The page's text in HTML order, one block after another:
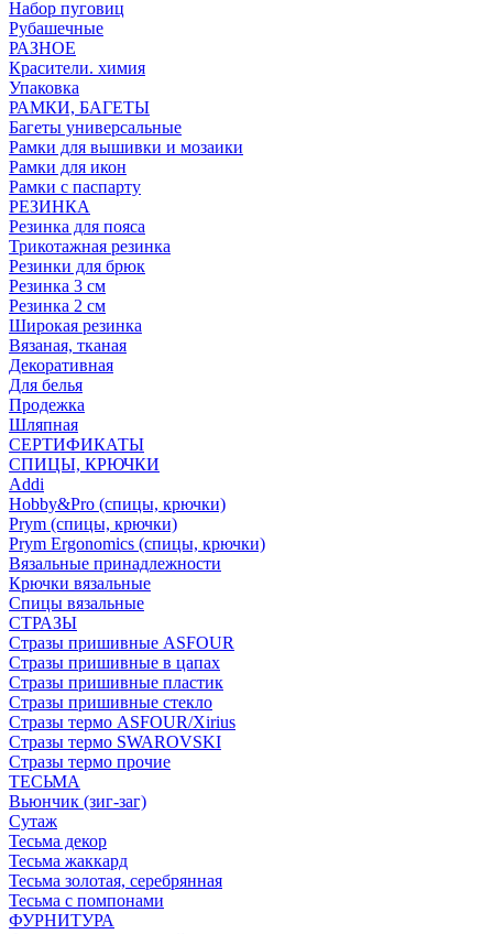
Набор пуговиц
Рубашечные
РАЗНОЕ
Красители. химия
Упаковка
РАМКИ, БАГЕТЫ
Багеты универсальные
Рамки для вышивки и мозаики
Рамки для икон
Рамки с паспарту
РЕЗИНКА
Резинка для пояса
Трикотажная резинка
Резинки для брюк
Резинка 3 см
Резинка 2 см
Широкая резинка
Вязаная, тканая
Декоративная
Для белья
Продежка
Шляпная
СЕРТИФИКАТЫ
СПИЦЫ, КРЮЧКИ
Addi
Hobby&Pro (спицы, крючки)
Prym (спицы, крючки)
Prym Ergonomics (спицы, крючки)
Вязальные принадлежности
Крючки вязальные
Спицы вязальные
СТРАЗЫ
Стразы пришивные ASFOUR
Стразы пришивные в цапах
Стразы пришивные пластик
Стразы пришивные стекло
Стразы термо ASFOUR/Xirius
Стразы термо SWAROVSKI
Стразы термо прочие
ТЕСЬМА
Вьюнчик (зиг-заг)
Сутаж
Тесьма декор
Тесьма жаккард
Тесьма золотая, серебрянная
Тесьма с помпонами
ФУРНИТУРА